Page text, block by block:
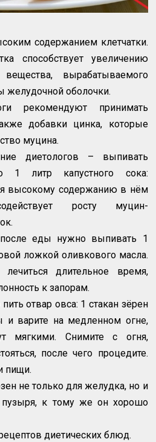
содержанием клетчатки.
способствует увеличению
вырабатываемого
желудочной оболочки.
рекомендуют принимать
добавки цинка, которые
муцина.
диетологов – выпивать
1 литр капустного сока:
высокому содержанию в нём
росту муцин-
еды нужно выпивать 1
ложкой оливкового масла.
длительное время,
к запорам.
отвар овса: 1 стакан зёрен
и варите на медленном огне,
мягкими. Снимите с огня,
после чего процедите.
пищи.
не только для желудка, но и
пузыря, к тому же он хорошо
диетических блюд.